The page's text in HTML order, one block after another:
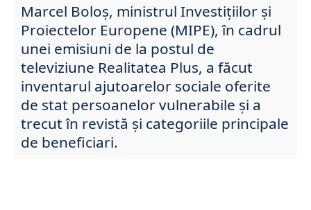
Marcel Boloș, ministrul Investițiilor și
Proiectelor Europene (MIPE), în cadrul
unei emisiuni de la postul de
televiziune Realitatea Plus, a făcut
inventarul ajutoarelor sociale oferite
de stat persoanelor vulnerabile și a
trecut în revistă și categoriile principale
de beneficiari.